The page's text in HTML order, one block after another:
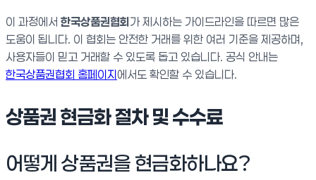
이 과정에서 한국상품권협회가 제시하는 가이드라인을 따르면 많은
도움이 됩니다. 이 협회는 안전한 거래를 위한 여러 기준을 제공하며,
사용자들이 믿고 거래할 수 있도록 돕고 있습니다. 공식 안내는
한국상품권협회 홈페이지에서도 확인할 수 있습니다.
상품권 현금화 절차 및 수수료
어떻게 상품권을 현금화하나요?